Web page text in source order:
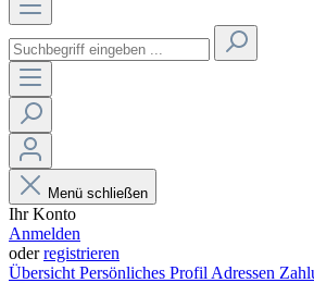
Menü schließen
Ihr Konto
Anmelden
oderregistrieren
Übersicht Persönliches Profil Adressen